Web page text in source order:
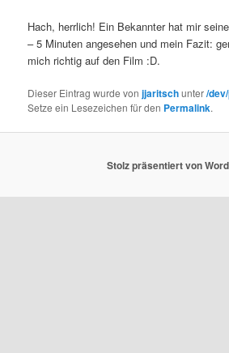
Hach, herrlich! Ein Bekannter hat mir
– 5 Minuten angesehen und mein Fazit:
mich richtig auf den Film :D.
Dieser Eintrag wurde vonjjaritschunter/
Setze ein Lesezeichen für den Permalink.
Stolz präsentiert von